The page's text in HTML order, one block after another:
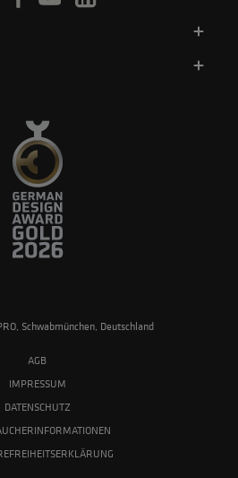
Schwabmünchen, Deutschland
AGB
IMPRESSUM
DATENSCHUTZ